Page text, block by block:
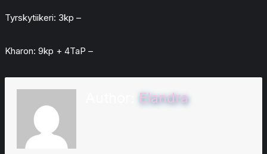
Tyrskytiikeri: 3kp –
Kharon: 9kp + 4TaP –
Elandra